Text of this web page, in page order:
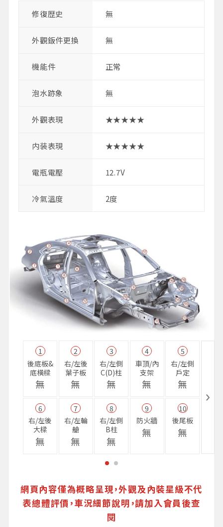
修復歴史 無
外觀鈑件更換 無
機能件 正常
泡水跡象 無
外觀表現 ★★★★★
内装表現 ★★★★★
電瓶電壓 12.7V
冷氣溫度 2度
1
後底板&
底橫樑
無
2
右/左後
葉子板
無
3
右/左側
C(D)柱
無
4
車頂/內
支架
無
5
右/左側
戶定
無
6
右/左後
大樑
無
7
右/左輪
艙
無
8
右/左側
B柱
無
9
防火牆
無
10
後尾板
無
網頁內容僅為概略呈現，外觀及內裝星級不代
表總體評價，車況細節說明，請加入會員後查
閱